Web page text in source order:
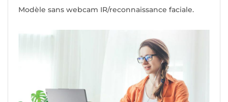
Modèle sans webcam IR/reconnaissance faciale.